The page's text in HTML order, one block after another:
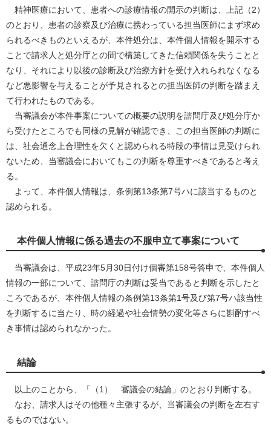
精神医療において、患者への診療情報の開示の判断は、上記（2）
のとおり、患者の診察及び治療に携わっている担当医師にまず求め
られるべきものといえるが、本件処分は、本件個人情報を開示する
ことで請求人と処分庁との間で構築してきた信頼関係を失うことと
なり、それにより以後の診断及び治療方針を受け入れられなくなる
など悪影響を与えることが予見されるとの担当医師の判断を踏まえ
て行われたものである。
当審議会が本件事案についての概要の説明を諮問庁及び処分庁か
ら受けたところでも同様の見解が確認でき、この担当医師の判断に
は、社会通念上合理性を欠くと認められる特段の事情は見受けられ
ないため、当審議会においてもこの判断を尊重すべきであると考え
る。
よって、本件個人情報は、条例第13条第7号ハに該当するものと
認められる。
本件個人情報に係る過去の不服申立て事案について
当審議会は、平成23年5月30日付け個審第158号答申で、本件個人
情報の一部について、諮問庁の判断は妥当であると判断を示したと
ころであるが、本件個人情報の条例第13条第1号及び第7号ハ該当性
を判断するに当たり、時の経過や社会情勢の変化等さらに斟酌すべ
き事情は認められなかった。
結論
以上のことから、「（1） 審議会の結論」のとおり判断する。
なお、請求人はその他種々主張するが、当審議会の判断を左右す
るものではない。